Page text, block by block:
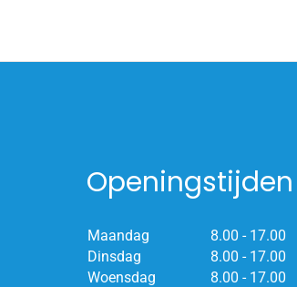
Openingstijden
Maandag
8.00 - 17.00
Dinsdag
8.00 - 17.00
Woensdag
8.00 - 17.00